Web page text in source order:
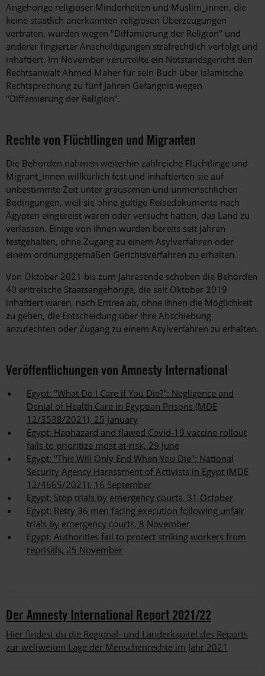
Angehörige religiöser Minderheiten und Muslim_innen, die
keine staatlich anerkannten religiösen Überzeugungen
vertraten, wurden wegen "Diffamierung der Religion" und
anderer fingierter Anschuldigungen strafrechtlich verfolgt und
inhaftiert. Im November verurteilte ein Notstandsgericht den
Rechtsanwalt Ahmed Maher für sein Buch über islamische
Rechtsprechung zu fünf Jahren Gefängnis wegen
"Diffamierung der Religion".
Rechte von Flüchtlingen und Migranten
Die Behörden nahmen weiterhin zahlreiche Flüchtlinge und
Migrant_innen willkürlich fest und inhaftierten sie auf
unbestimmte Zeit unter grausamen und unmenschlichen
Bedingungen, weil sie ohne gültige Reisedokumente nach
Ägypten eingereist waren oder versucht hatten, das Land zu
verlassen. Einige von ihnen wurden bereits seit Jahren
festgehalten, ohne Zugang zu einem Asylverfahren oder
einem ordnungsgemäßen Gerichtsverfahren zu erhalten.
Von Oktober 2021 bis zum Jahresende schoben die Behörden
40 eritreische Staatsangehörige, die seit Oktober 2019
inhaftiert waren, nach Eritrea ab, ohne ihnen die Möglichkeit
zu geben, die Entscheidung über ihre Abschiebung
anzufechten oder Zugang zu einem Asylverfahren zu erhalten.
Veröffentlichungen von Amnesty International
Egypt: "What Do I Care if You Die?": Negligence and
Denial of Health Care in Egyptian Prisons (MDE
12/3538/2021), 25 January
Egypt: Haphazard and flawed Covid-19 vaccine rollout
fails to prioritize most at-risk, 29 June
Egypt: "This Will Only End When You Die": National
Security Agency Harassment of Activists in Egypt (MDE
12/4665/2021), 16 September
Egypt: Stop trials by emergency courts, 31 October
Egypt: Retry 36 men facing execution following unfair
trials by emergency courts, 8 November
Egypt: Authorities fail to protect striking workers from
reprisals, 25 November
Der Amnesty International Report 2021/22
Hier findest du die Regional- und Länderkapitel des Reports
zur weltweiten Lage der Menschenrechte im Jahr 2021